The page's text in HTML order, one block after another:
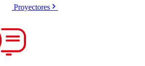
Proyectores